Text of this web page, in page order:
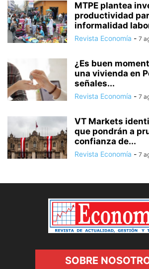
MTPE plantea
productividad
informalidad
Revista Economía - 7
¿Es buen
una vivienda en
señales...
Revista Economía - 7
VT Markets
que pondrán a
confianza de...
Revista Economía - 7
SOBRE